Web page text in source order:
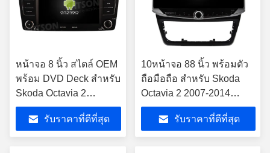
หน้าจอ 8 นิ้ว สไตล์ OEM
พร้อม DVD Deck สําหรับ
Skoda Octavia 2
Supperb Fabia 2007-
2014 แอนดรอยด์ สเตียโร่
รถยนต์
รับราคาที่ดีที่สุด
10หน้าจอ 88 นิ้ว พร้อมตัว
ถือมือถือ สําหรับ Skoda
Octavia 2 2007-2014
เครื่องเสียงรถยนต์
รับราคาที่ดีที่สุด